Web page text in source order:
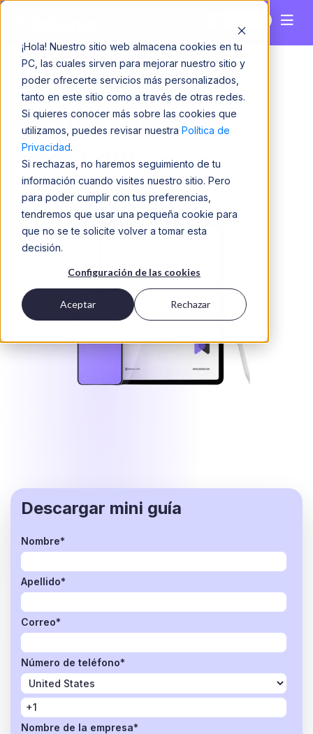
¡Hola! Nuestro sitio web almacena cookies en tu
PC, las cuales sirven para mejorar nuestro sitio y
poder ofrecerte servicios más personalizados,
tanto en este sitio como a través de otras redes.
Si quieres conocer más sobre las cookies que
utilizamos, puedes revisar nuestra Política de
Privacidad.
Si rechazas, no haremos seguimiento de tu
información cuando visites nuestro sitio. Pero
para poder cumplir con tus preferencias,
tendremos que usar una pequeña cookie para
que no se te solicite volver a tomar esta
decisión.
Configuración de las cookies
Aceptar Rechazar
Tendencias de
Reclutamiento y
Selección
Descargar mini guía
Nombre*
Apellido*
Correo*
Número de teléfono*
Nombre de la empresa*